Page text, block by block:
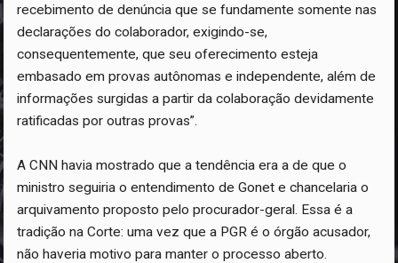
recebimento de denúncia que se fundamente somente nas
declarações do colaborador, exigindo-se,
consequentemente, que seu oferecimento esteja
embasado em provas autônomas e independente, além de
informações surgidas a partir da colaboração devidamente
ratificadas por outras provas”.
A CNN havia mostrado que a tendência era a de que o
ministro seguiria o entendimento de Gonet e chancelaria o
arquivamento proposto pelo procurador-geral. Essa é a
tradição na Corte: uma vez que a PGR é o órgão acusador,
não haveria motivo para manter o processo aberto.